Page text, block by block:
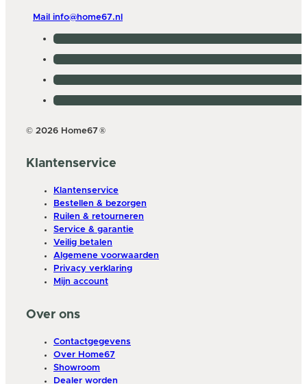
Mail info@home67.nl
© 2026 Home67 ®
Klantenservice
Klantenservice
Bestellen & bezorgen
Ruilen & retourneren
Service & garantie
Veilig betalen
Algemene voorwaarden
Privacy verklaring
Mijn account
Over ons
Contactgegevens
Over Home67
Showroom
Dealer worden